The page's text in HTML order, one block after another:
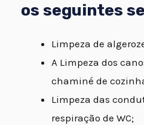
os seguintes
Limpeza de
A Limpeza dos
chaminé de
Limpeza das
respiração de WC;